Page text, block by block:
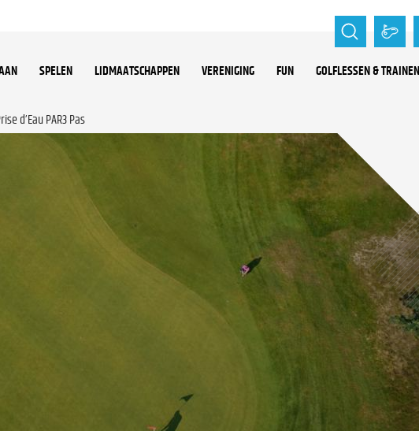
SPELEN LIDMAATSCHAPPEN VERENIGING FUN GOLFLESSEN & TRAINEN
d’Eau PAR3 Pas